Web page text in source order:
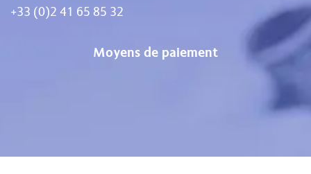
+33 (0)2 41 65 85 32
Moyens de paiement